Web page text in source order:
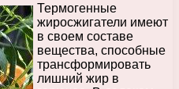
Термогенные
жиросжигатели имеют
в своем составе
вещества, способные
трансформировать
лишний жир в